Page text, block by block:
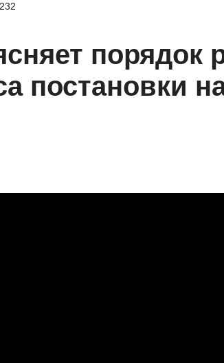
порядок
постановки